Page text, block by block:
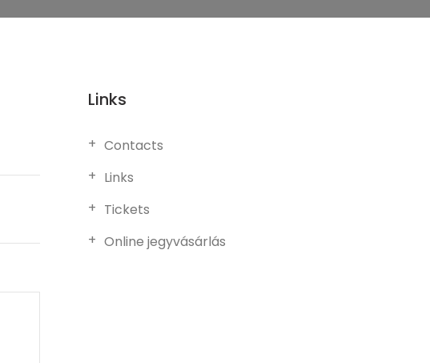
Links
Contacts
Links
Tickets
Online jegyvásárlás